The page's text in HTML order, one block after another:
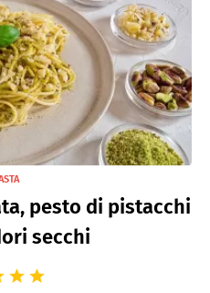
pesto di pistacchi
secchi